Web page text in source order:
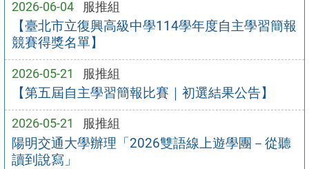
2026-06-04 服推組
【臺北市立復興高級中學114學年度自主學習簡報
競賽得獎名單】
2026-05-21 服推組
【第五屆自主學習簡報比賽｜初選結果公告】
2026-05-21 服推組
陽明交通大學辦理「2026雙語線上遊學團－從聽
讀到說寫」